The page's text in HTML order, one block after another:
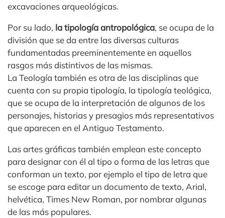
excavaciones arqueológicas.
Por su lado, la tipología antropológica, se ocupa de la
división que se da entre las diversas culturas
fundamentadas preeminentemente en aquellos
rasgos más distintivos de las mismas.
La Teología también es otra de las disciplinas que
cuenta con su propia tipología, la tipología teológica,
que se ocupa de la interpretación de algunos de los
personajes, historias y presagios más representativos
que aparecen en el Antiguo Testamento.
Las artes gráficas también emplean este concepto
para designar con él al tipo o forma de las letras que
conforman un texto, por ejemplo el tipo de letra que
se escoge para editar un documento de texto, Arial,
helvética, Times New Roman, por nombrar algunas
de las más populares.